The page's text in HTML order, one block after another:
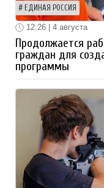
ЕДИНАЯ РОССИЯ
12:26 | 4 августа
Продолжается
граждан для
программы